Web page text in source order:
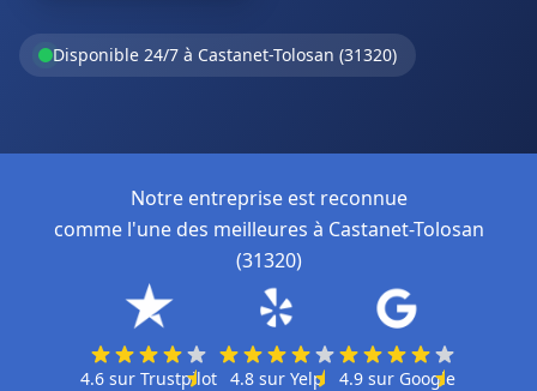
Disponible 24/7 à Castanet-Tolosan (31320)
Notre entreprise est reconnue
comme l'une des meilleures à Castanet-Tolosan
(31320)
4.6 sur Trustpilot 4.8 sur Yelp 4.9sur Google